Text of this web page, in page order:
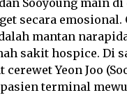
Sooyoung main
secara emosional.
mantan
sakit hospice. Di
Yeon Joo
terminal